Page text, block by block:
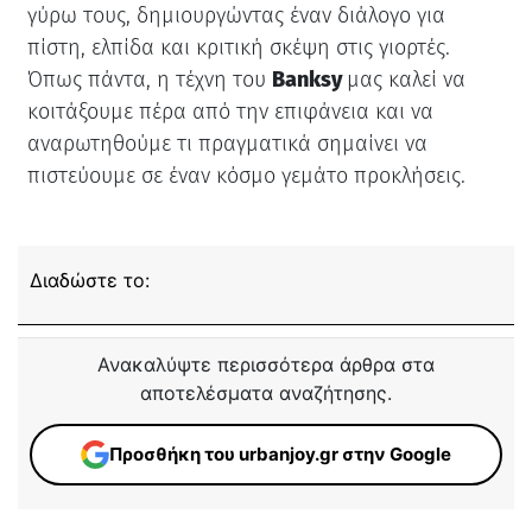
γύρω τους, δημιουργώντας έναν διάλογο για
πίστη, ελπίδα και κριτική σκέψη στις γιορτές.
Όπως πάντα, η τέχνη του Banksy μας καλεί να
κοιτάξουμε πέρα από την επιφάνεια και να
αναρωτηθούμε τι πραγματικά σημαίνει να
πιστεύουμε σε έναν κόσμο γεμάτο προκλήσεις.
Διαδώστε το:
Ανακαλύψτε περισσότερα άρθρα στα
αποτελέσματα αναζήτησης.
Προσθήκη του urbanjoy.gr στην Google